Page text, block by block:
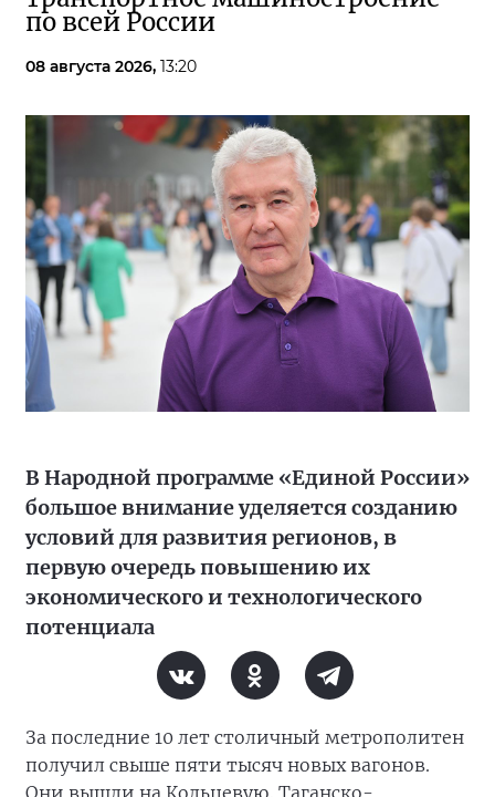
по всей России
08 августа 2026, 13:20
В Народной программе «Единой России»
большое внимание уделяется созданию
условий для развития регионов, в
первую очередь повышению их
экономического и технологического
потенциала
За последние 10 лет столичный метрополитен
получил свыше пяти тысяч новых вагонов.